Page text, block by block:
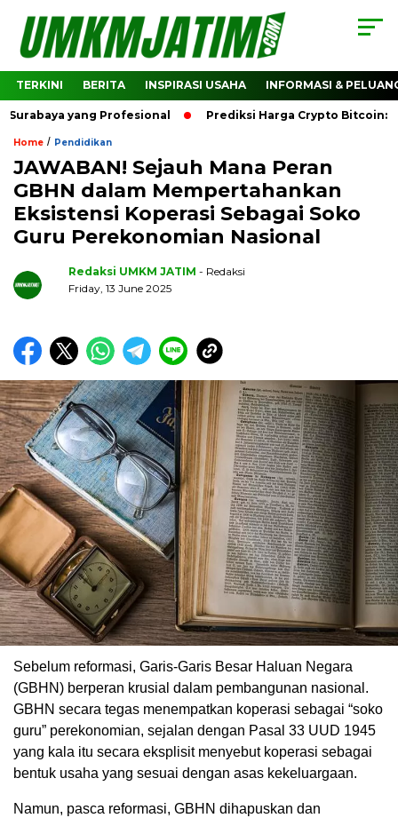
TERKINI BERITA INSPIRASI USAHA INFORMASI &
yang Profesional Prediksi Harga Crypto Bitcoin:
Home / Pendidikan
JAWABAN! Sejauh Mana Peran
GBHN dalam Mempertahankan
Eksistensi Koperasi Sebagai Soko
Guru Perekonomian Nasional
Redaksi UMKM JATIM - Redaksi
Friday, 13 June 2025
Sebelum reformasi, Garis-Garis Besar Haluan Negara
(GBHN) berperan krusial dalam pembangunan nasional.
GBHN secara tegas menempatkan koperasi sebagai “soko
guru” perekonomian, sejalan dengan Pasal 33 UUD 1945
yang kala itu secara eksplisit menyebut koperasi sebagai
bentuk usaha yang sesuai dengan asas kekeluargaan.
Namun, pasca reformasi, GBHN dihapuskan dan